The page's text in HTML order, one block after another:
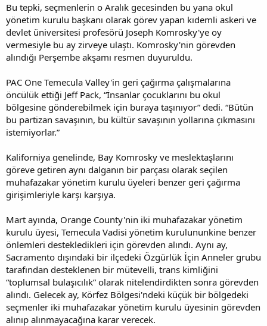
Bu tepki, seçmenlerin o Aralık gecesinden bu yana okul
yönetim kurulu başkanı olarak görev yapan kıdemli askeri ve
devlet üniversitesi profesörü Joseph Komrosky'ye oy
vermesiyle bu ay zirveye ulaştı. Komrosky'nin görevden
alındığı Perşembe akşamı resmen duyuruldu.
PAC One Temecula Valley'in geri çağırma çalışmalarına
öncülük ettiği Jeff Pack, “İnsanlar çocuklarını bu okul
bölgesine gönderebilmek için buraya taşınıyor” dedi. “Bütün
bu partizan savaşının, bu kültür savaşının yollarına çıkmasını
istemiyorlar.”
Kaliforniya genelinde, Bay Komrosky ve meslektaşlarını
göreve getiren aynı dalganın bir parçası olarak seçilen
muhafazakar yönetim kurulu üyeleri benzer geri çağırma
girişimleriyle karşı karşıya.
Mart ayında, Orange County'nin iki muhafazakar yönetim
kurulu üyesi, Temecula Vadisi yönetim kurulununkine benzer
önlemleri destekledikleri için görevden alındı. Aynı ay,
Sacramento dışındaki bir ilçedeki Özgürlük İçin Anneler grubu
tarafından desteklenen bir mütevelli, trans kimliğini
“toplumsal bulaşıcılık” olarak nitelendirdikten sonra görevden
alındı. Gelecek ay, Körfez Bölgesi'ndeki küçük bir bölgedeki
seçmenler iki muhafazakar yönetim kurulu üyesinin görevden
alınıp alınmayacağına karar verecek.